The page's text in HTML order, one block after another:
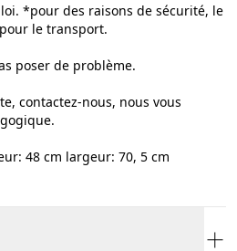
*pour des raisons de sécurité, le
le transport.
poser de problème.
contactez-nous, nous vous
48 cm largeur: 70, 5 cm